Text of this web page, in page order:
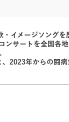
イメージソング
サートを全国各
2023年からの闘